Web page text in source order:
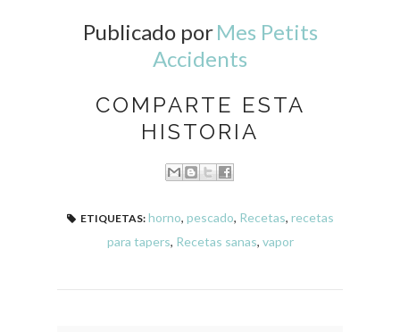
Publicado porMes Petits
Accidents
COMPARTE ESTA
HISTORIA
ETIQUETAS: horno, pescado, Recetas, recetas
para tapers, Recetas sanas, vapor